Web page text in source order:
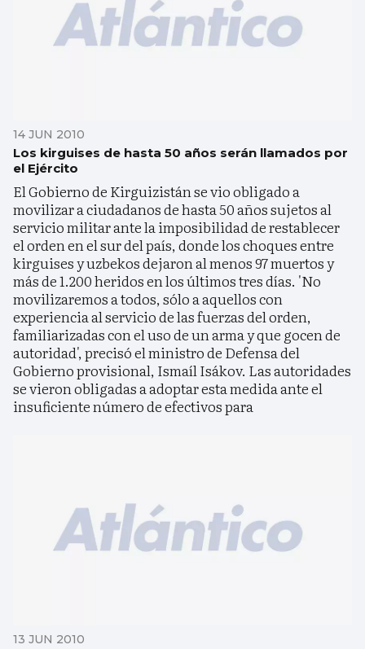
14 JUN 2010
Los kirguises de hasta 50 años serán llamados por
el Ejército
El Gobierno de Kirguizistán se vio obligado a
movilizar a ciudadanos de hasta 50 años sujetos al
servicio militar ante la imposibilidad de restablecer
el orden en el sur del país, donde los choques entre
kirguises y uzbekos dejaron al menos 97 muertos y
más de 1.200 heridos en los últimos tres días. 'No
movilizaremos a todos, sólo a aquellos con
experiencia al servicio de las fuerzas del orden,
familiarizadas con el uso de un arma y que gocen de
autoridad', precisó el ministro de Defensa del
Gobierno provisional, Ismaíl Isákov. Las autoridades
se vieron obligadas a adoptar esta medida ante el
insuficiente número de efectivos para
13 JUN 2010